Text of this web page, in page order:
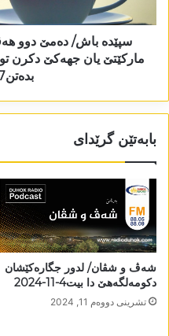
سپێدە باش/ دەمێ دوو
مارکێتێ یان جھەکێ دکرن
بدەتن7-1-2025
بابەتێن گرێدای
شەڤ و شڤان/ لدور جگارەکێشان
دکومەلگەھێ دا بیت4-11-2024
تشرینی دووه‌م 11, 2024